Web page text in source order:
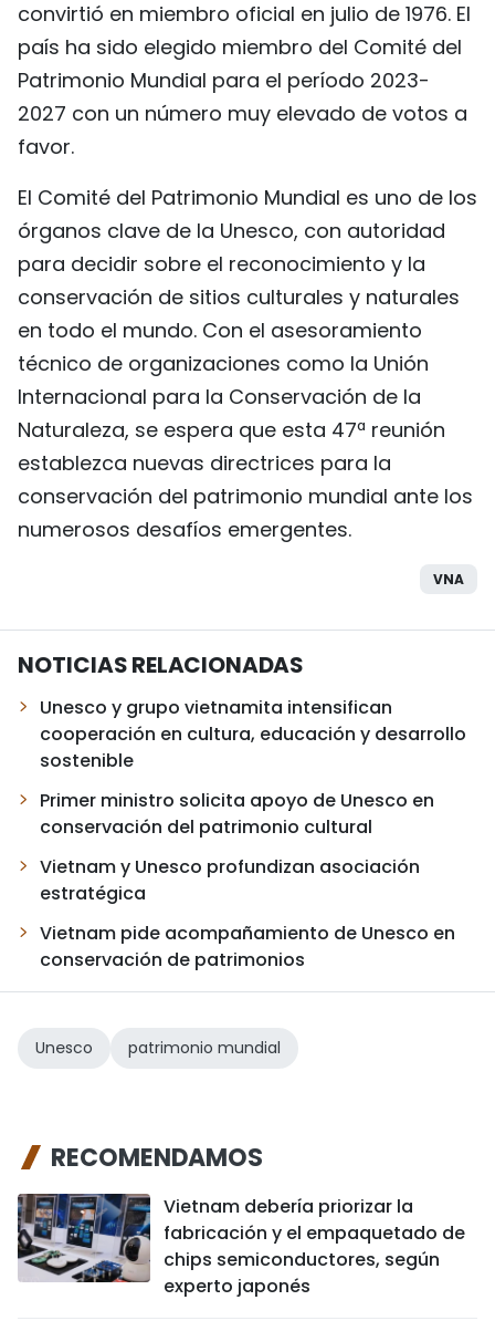
convirtió en miembro oficial en julio de 1976. El
país ha sido elegido miembro del Comité del
Patrimonio Mundial para el período 2023-
2027 con un número muy elevado de votos a
favor.
El Comité del Patrimonio Mundial es uno de los
órganos clave de la Unesco, con autoridad
para decidir sobre el reconocimiento y la
conservación de sitios culturales y naturales
en todo el mundo. Con el asesoramiento
técnico de organizaciones como la Unión
Internacional para la Conservación de la
Naturaleza, se espera que esta 47ª reunión
establezca nuevas directrices para la
conservación del patrimonio mundial ante los
numerosos desafíos emergentes.
VNA
NOTICIAS RELACIONADAS
Unesco y grupo vietnamita intensifican
cooperación en cultura, educación y desarrollo
sostenible
Primer ministro solicita apoyo de Unesco en
conservación del patrimonio cultural
Vietnam y Unesco profundizan asociación
estratégica
Vietnam pide acompañamiento de Unesco en
conservación de patrimonios
Unesco patrimonio mundial
RECOMENDAMOS
Vietnam debería priorizar la
fabricación y el empaquetado de
chips semiconductores, según
experto japonés